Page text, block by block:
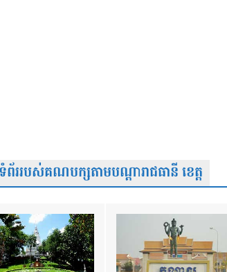
ររបស់គណបក្សតាមបណ្តារាជធានី ខេត្ត